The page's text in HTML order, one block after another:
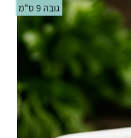
גובה 9 ס"מ